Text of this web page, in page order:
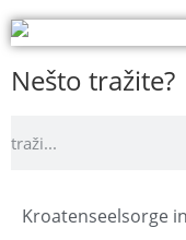
Nešto tražite?
Kroatenseelsorge